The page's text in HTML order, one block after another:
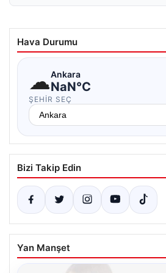
Hava Durumu
☁Ankara
NaN°C
ŞEHIR SEÇ
Bizi Takip Edin
Yan Manşet